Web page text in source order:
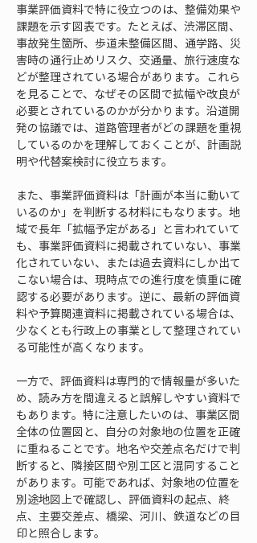
事業評価資料で特に役立つのは、整備効果や
課題を示す図表です。たとえば、渋滞区間、
事故発生箇所、歩道未整備区間、通学路、災
害時の通行止めリスク、交通量、旅行速度な
どが整理されている場合があります。これら
を見ることで、なぜその区間で拡幅や改良が
必要とされているのかが分かります。沿道開
発の協議では、道路管理者がどの課題を重視
しているのかを理解しておくことが、計画説
明や代替案検討に役立ちます。
また、事業評価資料は「計画が本当に動いて
いるのか」を判断する材料にもなります。地
域で長年「拡幅予定がある」と言われていて
も、事業評価資料に掲載されていない、事業
化されていない、または過去資料にしか出て
こない場合は、現時点での進行度を慎重に確
認する必要があります。逆に、最新の評価資
料や予算関連資料に掲載されている場合は、
少なくとも行政上の事業として整理されてい
る可能性が高くなります。
一方で、評価資料は専門的で情報量が多いた
め、読み方を間違えると誤解しやすい資料で
もあります。特に注意したいのは、事業区間
全体の位置図と、自分の対象地の位置を正確
に重ねることです。地名や交差点名だけで判
断すると、隣接区間や別工区と混同すること
があります。可能であれば、対象地の位置を
別途地図上で確認し、評価資料の起点、終
点、主要交差点、橋梁、河川、鉄道などの目
印と照合します。